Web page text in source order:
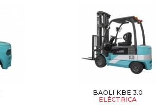
BAOLI KBE 3.0
ELÉCTRICA